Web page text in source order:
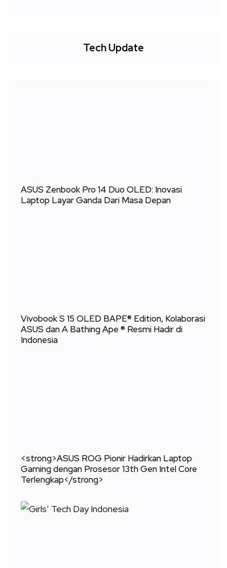
Tech Update
ASUS Zenbook Pro 14 Duo OLED: Inovasi
Laptop Layar Ganda Dari Masa Depan
Vivobook S 15 OLED BAPE® Edition, Kolaborasi
ASUS dan A Bathing Ape ® Resmi Hadir di
Indonesia
<strong>ASUS ROG Pionir Hadirkan Laptop
Gaming dengan Prosesor 13th Gen Intel Core
Terlengkap</strong>